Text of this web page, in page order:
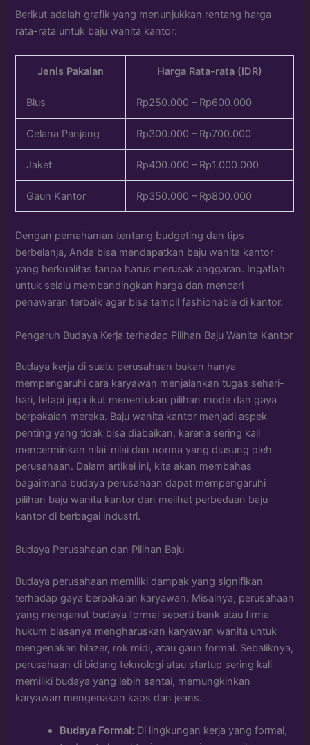
Berikut adalah grafik yang menunjukkan rentang harga
rata-rata untuk baju wanita kantor:
Jenis Pakaian Harga Rata-rata (IDR)
Blus Rp250.000 – Rp600.000
Celana Panjang Rp300.000 – Rp700.000
Jaket Rp400.000 – Rp1.000.000
Gaun Kantor Rp350.000 – Rp800.000
Dengan pemahaman tentang budgeting dan tips
berbelanja, Anda bisa mendapatkan baju wanita kantor
yang berkualitas tanpa harus merusak anggaran. Ingatlah
untuk selalu membandingkan harga dan mencari
penawaran terbaik agar bisa tampil fashionable di kantor.
Pengaruh Budaya Kerja terhadap Pilihan Baju Wanita Kantor
Budaya kerja di suatu perusahaan bukan hanya
mempengaruhi cara karyawan menjalankan tugas sehari-
hari, tetapi juga ikut menentukan pilihan mode dan gaya
berpakaian mereka. Baju wanita kantor menjadi aspek
penting yang tidak bisa diabaikan, karena sering kali
mencerminkan nilai-nilai dan norma yang diusung oleh
perusahaan. Dalam artikel ini, kita akan membahas
bagaimana budaya perusahaan dapat mempengaruhi
pilihan baju wanita kantor dan melihat perbedaan baju
kantor di berbagai industri.
Budaya Perusahaan dan Pilihan Baju
Budaya perusahaan memiliki dampak yang signifikan
terhadap gaya berpakaian karyawan. Misalnya, perusahaan
yang menganut budaya formal seperti bank atau firma
hukum biasanya mengharuskan karyawan wanita untuk
mengenakan blazer, rok midi, atau gaun formal. Sebaliknya,
perusahaan di bidang teknologi atau startup sering kali
memiliki budaya yang lebih santai, memungkinkan
karyawan mengenakan kaos dan jeans.
Budaya Formal: Di lingkungan kerja yang formal,